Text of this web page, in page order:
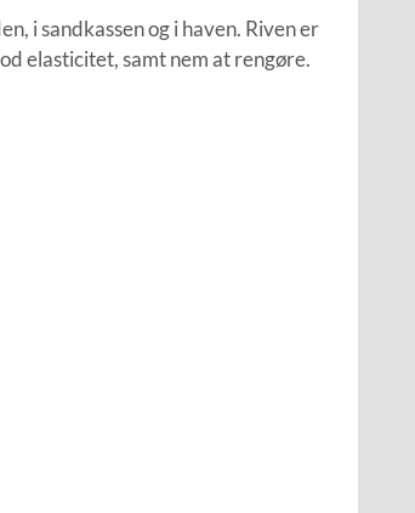
i sandkassen og i haven. Riven er
elasticitet, samt nem at rengøre.